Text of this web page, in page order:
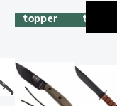
topper topper